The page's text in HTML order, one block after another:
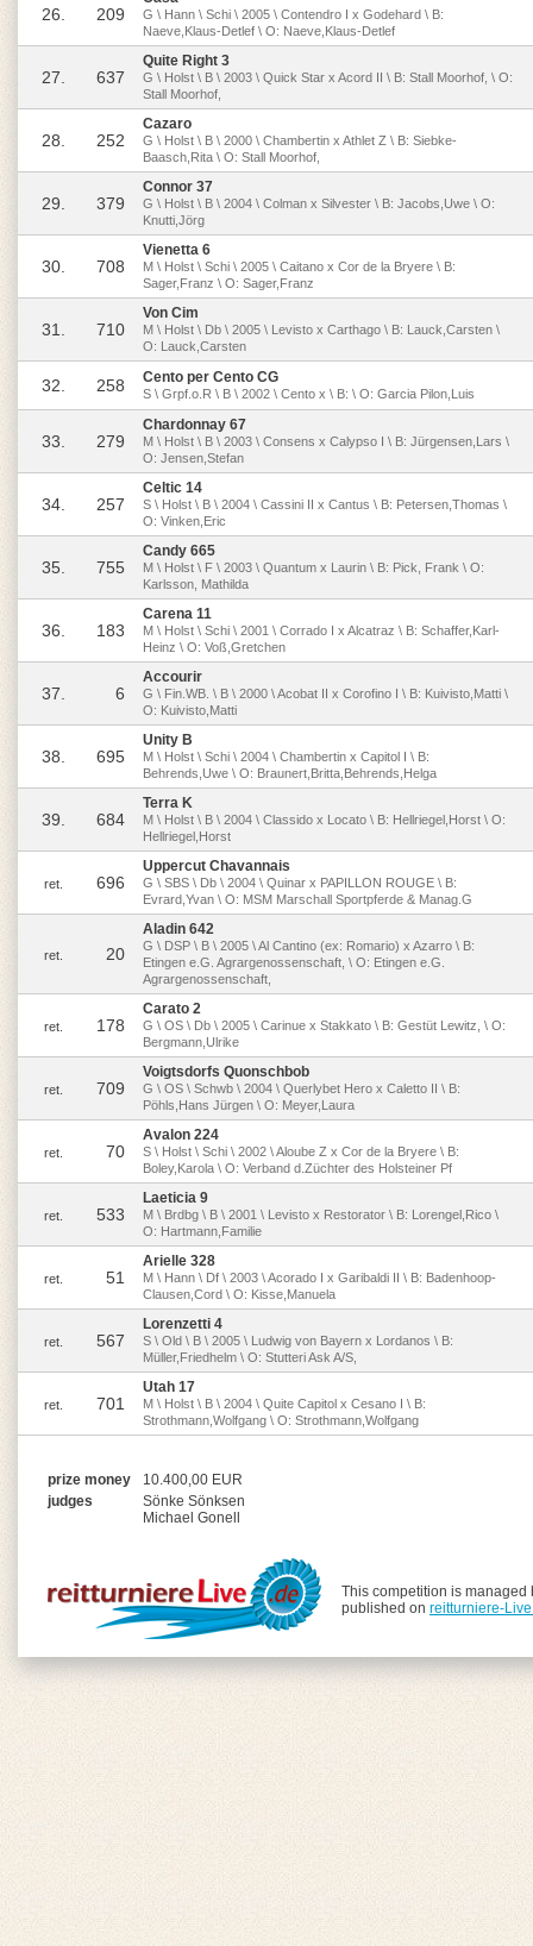
26. 209
G \ Hann \ Schi \ 2005 \ Contendro I x Godehard \ B:
Naeve,Klaus-Detlef \ O: Naeve,Klaus-Detlef
27. 637
Quite Right 3
G \ Holst \ B \ 2003 \ Quick Star x Acord II \ B: Stall Moorhof, \ O:
Stall Moorhof,
28. 252
Cazaro
G \ Holst \ B \ 2000 \ Chambertin x Athlet Z \ B: Siebke-
Baasch,Rita \ O: Stall Moorhof,
29. 379
Connor 37
G \ Holst \ B \ 2004 \ Colman x Silvester \ B: Jacobs,Uwe \ O:
Knutti,Jörg
30. 708
Vienetta 6
M \ Holst \ Schi \ 2005 \ Caitano x Cor de la Bryere \ B:
Sager,Franz \ O: Sager,Franz
31. 710
Von Cim
M \ Holst \ Db \ 2005 \ Levisto x Carthago \ B: Lauck,Carsten \
O: Lauck,Carsten
32. 258 Cento per Cento CG
S \ Grpf.o.R \ B \ 2002 \ Cento x \ B: \ O: Garcia Pilon,Luis
33. 279
Chardonnay 67
M \ Holst \ B \ 2003 \ Consens x Calypso I \ B: Jürgensen,Lars \
O: Jensen,Stefan
34. 257
Celtic 14
S \ Holst \ B \ 2004 \ Cassini II x Cantus \ B: Petersen,Thomas \
O: Vinken,Eric
35. 755
Candy 665
M \ Holst \ F \ 2003 \ Quantum x Laurin \ B: Pick, Frank \ O:
Karlsson, Mathilda
36. 183
Carena 11
M \ Holst \ Schi \ 2001 \ Corrado I x Alcatraz \ B: Schaffer,Karl-
Heinz \ O: Voß,Gretchen
37. 6
Accourir
G \ Fin.WB. \ B \ 2000 \ Acobat II x Corofino I \ B: Kuivisto,Matti \
O: Kuivisto,Matti
38. 695
Unity B
M \ Holst \ Schi \ 2004 \ Chambertin x Capitol I \ B:
Behrends,Uwe \ O: Braunert,Britta,Behrends,Helga
39. 684
Terra K
M \ Holst \ B \ 2004 \ Classido x Locato \ B: Hellriegel,Horst \ O:
Hellriegel,Horst
ret. 696
Uppercut Chavannais
G \ SBS \ Db \ 2004 \ Quinar x PAPILLON ROUGE \ B:
Evrard,Yvan \ O: MSM Marschall Sportpferde & Manag.G
ret. 20
Aladin 642
G \ DSP \ B \ 2005 \ Al Cantino (ex: Romario) x Azarro \ B:
Etingen e.G. Agrargenossenschaft, \ O: Etingen e.G.
Agrargenossenschaft,
ret. 178
Carato 2
G \ OS \ Db \ 2005 \ Carinue x Stakkato \ B: Gestüt Lewitz, \ O:
Bergmann,Ulrike
ret. 709
Voigtsdorfs Quonschbob
G \ OS \ Schwb \ 2004 \ Querlybet Hero x Caletto II \ B:
Pöhls,Hans Jürgen \ O: Meyer,Laura
ret. 70
Avalon 224
S \ Holst \ Schi \ 2002 \ Aloube Z x Cor de la Bryere \ B:
Boley,Karola \ O: Verband d.Züchter des Holsteiner Pf
ret. 533
Laeticia 9
M \ Brdbg \ B \ 2001 \ Levisto x Restorator \ B: Lorengel,Rico \
O: Hartmann,Familie
ret. 51
Arielle 328
M \ Hann \ Df \ 2003 \ Acorado I x Garibaldi II \ B: Badenhoop-
Clausen,Cord \ O: Kisse,Manuela
ret. 567
Lorenzetti 4
S \ Old \ B \ 2005 \ Ludwig von Bayern x Lordanos \ B:
Müller,Friedhelm \ O: Stutteri Ask A/S,
ret. 701
Utah 17
M \ Holst \ B \ 2004 \ Quite Capitol x Cesano I \ B:
Strothmann,Wolfgang \ O: Strothmann,Wolfgang
prize money
10.400,00 EUR
judges
Sönke Sönksen
Michael Gonell
This competition is managed
published on reitturniere-